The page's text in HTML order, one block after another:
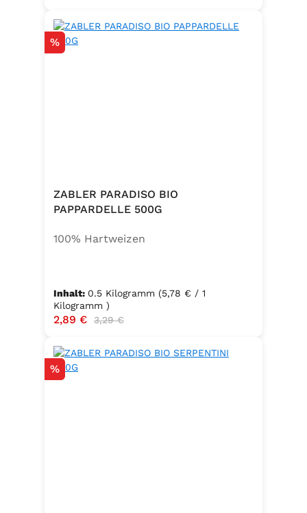
Rabatt
%
ZABLER PARADISO BIO
PAPPARDELLE 500G
100% Hartweizen
Inhalt: 0.5 Kilogramm (5,78 € / 1
Kilogramm )
Verkaufspreis:
2,89 € Regulärer Preis:
3,29 €
Rabatt
%